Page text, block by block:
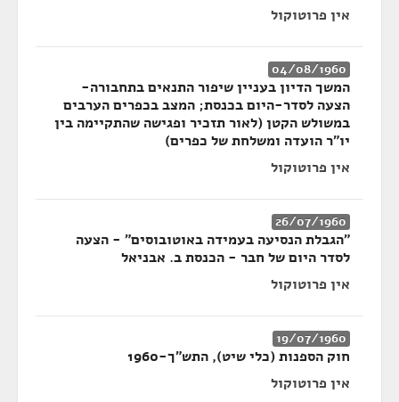
אין פרוטוקול
04/08/1960
המשך הדיון בעניין שיפור התנאים בתחבורה-
הצעה לסדר-היום בכנסת; המצב בכפרים הערבים
במשולש הקטן (לאור תזכיר ופגישה שהתקיימה בין
יו"ר הועדה ומשלחת של כפרים)
אין פרוטוקול
26/07/1960
"הגבלת הנסיעה בעמידה באוטובוסים" - הצעה
לסדר היום של חבר - הכנסת ב. אבניאל
אין פרוטוקול
19/07/1960
חוק הספנות (כלי שיט), התש"ך-1960
אין פרוטוקול